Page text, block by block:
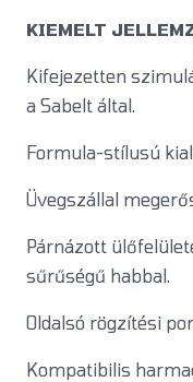
KIEMELT
Kifejezetten
a Sabelt által.
Formula-stílusú
Üvegszállal
Párnázott
sűrűségű habbal.
Oldalsó rögzítési
Kompatibilis